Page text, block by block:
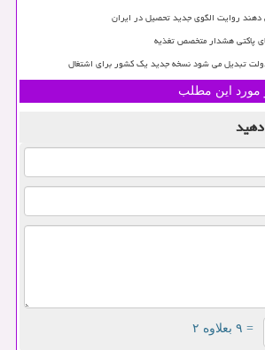
روایت الگوی جدید تحصیل در ایران
پاکتی هشدار متخصص تغذیه
تبدیل می شود نسخه جدید یک کشور برای اشتغال
مورد این مطلب
= ۹ بعلاوه ۲